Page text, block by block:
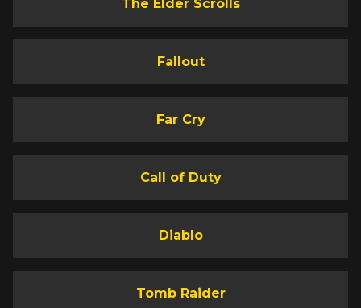
The Elder Scrolls
Fallout
Far Cry
Call of Duty
Diablo
Tomb Raider